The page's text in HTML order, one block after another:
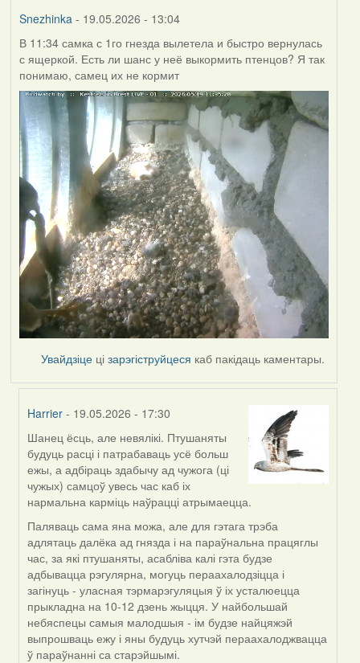
Snezhinka - 19.05.2026 - 13:04
В 11:34 самка с 1го гнезда вылетела и быстро вернулась
с ящеркой. Есть ли шанс у неё выкормить птенцов? Я так
понимаю, самец их не кормит
Увайдзіце цізарэгіструйцеся каб пакідаць каментары.
Harrier - 19.05.2026 - 17:30
In
reply
to
by
Snezhinka
Шанец ёсць, але невялікі. Птушаняты
будуць расці і патрабаваць усё больш
ежы, а адбіраць здабычу ад чужога (ці
чужых) самцоў увесь час каб іх
нармальна карміць наўрацці атрымаецца.
Паляваць сама яна можа, але для гэтага трэба
адлятаць далёка ад гнязда і на параўнальна працяглы
час, за які птушаняты, асабліва калі гэта будзе
адбывацца рэгулярна, могуць пераахалодзіцца і
загінуць - уласная тэрмарэгуляцыя ў іх усталюецца
прыкладна на 10-12 дзень жыцця. У найбольшай
небяспецы самыя малодшыя - ім будзе найцяжэй
выпрошваць ежу і яны будуць хутчэй пераахалоджвацца
ў параўнанні са старэйшымі.